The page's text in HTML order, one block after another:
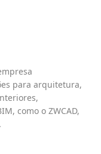
para arquitetura,
como o ZWCAD,